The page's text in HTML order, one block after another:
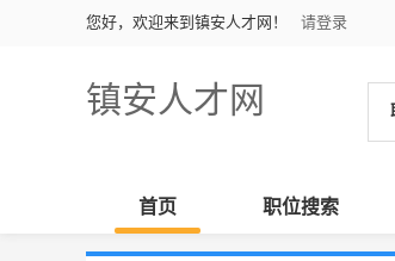
您好，欢迎来到镇安人才网！ 请登录
镇安人才网
首页 职位搜索